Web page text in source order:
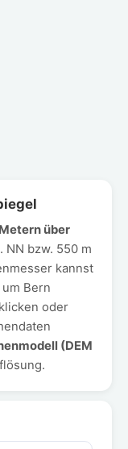
über
NN bzw. 550 m
kannst
Bern
oder
(DEM